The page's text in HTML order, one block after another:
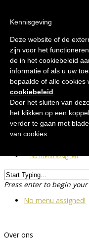
Nl
Fr
No menu assigned
Press enter to begin
No menu assigned!
Over ons
Kennisgeving
Deze website of de
zijn voor het
de in het cookiebeleid
informatie of als u uw
bepaalde of alle cookies
cookiebeleid
Door het sluiten van
het klikken op een
verder te gaan met
van cookies.